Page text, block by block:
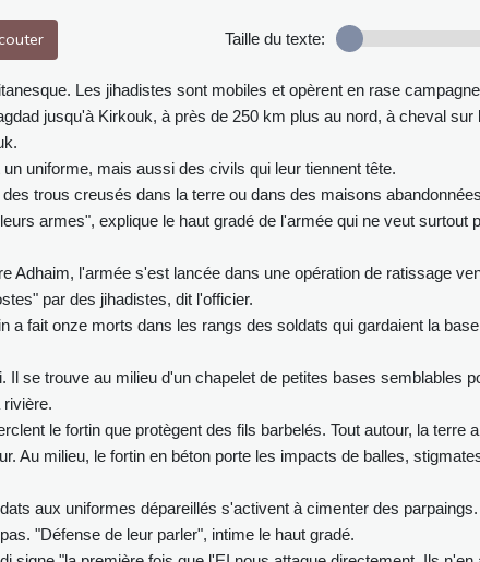
Taille du texte:
Les jihadistes sont mobiles et opèrent en rase
jusqu'à Kirkouk, à près de 250 km plus au nord, à cheval sur
uniforme, mais aussi des civils qui leur tiennent tête.
trous creusés dans la terre ou dans des maisons
armes", explique le haut gradé de l'armée qui ne veut surtout
Adhaim, l'armée s'est lancée dans une opération de ratissage
par des jihadistes, dit l'officier.
a fait onze morts dans les rangs des soldats qui gardaient la
Il se trouve au milieu d'un chapelet de petites bases semblables
le fortin que protègent des fils barbelés. Tout autour, la terre
Au milieu, le fortin en béton porte les impacts de balles,
aux uniformes dépareillés s'activent à cimenter des
"Défense de leur parler", intime le haut gradé.